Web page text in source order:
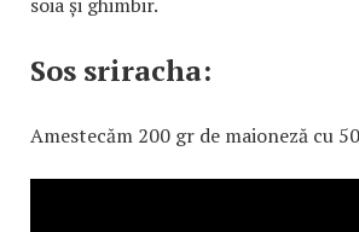
Sos sriracha:
Amestecăm 200 gr de maioneză cu